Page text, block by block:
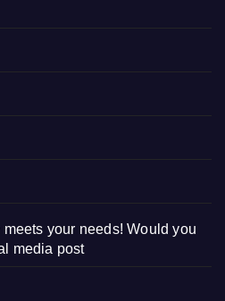
your needs! Would you
media post